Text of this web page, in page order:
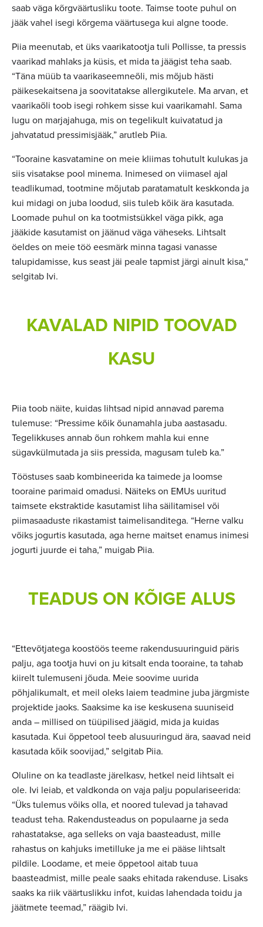
saab väga kõrgväärtusliku toote. Taimse toote puhul on
jääk vahel isegi kõrgema väärtusega kui algne toode.
Piia meenutab, et üks vaarikatootja tuli Pollisse, ta pressis
vaarikad mahlaks ja küsis, et mida ta jäägist teha saab.
“Täna müüb ta vaarikaseemneõli, mis mõjub hästi
päikesekaitsena ja soovitatakse allergikutele. Ma arvan, et
vaarikaõli toob isegi rohkem sisse kui vaarikamahl. Sama
lugu on marjajahuga, mis on tegelikult kuivatatud ja
jahvatatud pressimisjääk,” arutleb Piia.
“Tooraine kasvatamine on meie kliimas tohutult kulukas ja
siis visatakse pool minema. Inimesed on viimasel ajal
teadlikumad, tootmine mõjutab paratamatult keskkonda ja
kui midagi on juba loodud, siis tuleb kõik ära kasutada.
Loomade puhul on ka tootmistsükkel väga pikk, aga
jääkide kasutamist on jäänud väga väheseks. Lihtsalt
öeldes on meie töö eesmärk minna tagasi vanasse
talupidamisse, kus seast jäi peale tapmist järgi ainult kisa,“
selgitab Ivi.
KAVALAD NIPID TOOVAD
KASU
Piia toob näite, kuidas lihtsad nipid annavad parema
tulemuse: “Pressime kõik õunamahla juba aastasadu.
Tegelikkuses annab õun rohkem mahla kui enne
sügavkülmutada ja siis pressida, magusam tuleb ka.”
Tööstuses saab kombineerida ka taimede ja loomse
tooraine parimaid omadusi. Näiteks on EMUs uuritud
taimsete ekstraktide kasutamist liha säilitamisel või
piimasaaduste rikastamist taimelisanditega. “Herne valku
võiks jogurtis kasutada, aga herne maitset enamus inimesi
jogurti juurde ei taha,” muigab Piia.
TEADUS ON KÕIGE ALUS
“Ettevõtjatega koostöös teeme rakendusuuringuid päris
palju, aga tootja huvi on ju kitsalt enda tooraine, ta tahab
kiirelt tulemuseni jõuda. Meie soovime uurida
põhjalikumalt, et meil oleks laiem teadmine juba järgmiste
projektide jaoks. Saaksime ka ise keskusena suuniseid
anda – millised on tüüpilised jäägid, mida ja kuidas
kasutada. Kui õppetool teeb alusuuringud ära, saavad neid
kasutada kõik soovijad,” selgitab Piia.
Oluline on ka teadlaste järelkasv, hetkel neid lihtsalt ei
ole. Ivi leiab, et valdkonda on vaja palju populariseerida:
“Üks tulemus võiks olla, et noored tulevad ja tahavad
teadust teha. Rakendusteadus on populaarne ja seda
rahastatakse, aga selleks on vaja baasteadust, mille
rahastus on kahjuks imetilluke ja me ei pääse lihtsalt
pildile. Loodame, et meie õppetool aitab tuua
baasteadmist, mille peale saaks ehitada rakenduse. Lisaks
saaks ka riik väärtuslikku infot, kuidas lahendada toidu ja
jäätmete teemad,” räägib Ivi.